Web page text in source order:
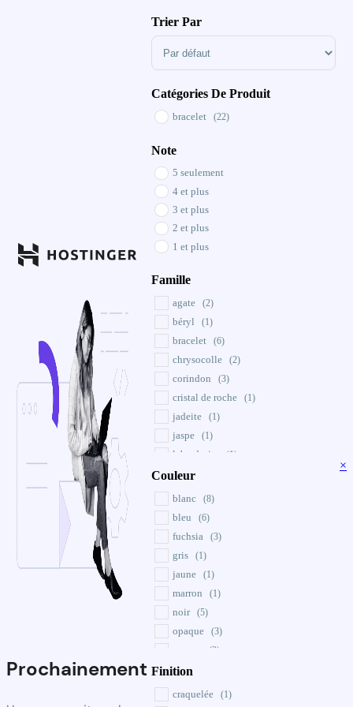
Prochainement
Trier Par
Sort Products
Catégories De Produit
bracelet (22)
Note
5 seulement
4 et plus
3 et plus
2 et plus
1 et plus
Famille
agate (2)
béryl (1)
bracelet (6)
chrysocolle (2)
corindon (3)
cristal de roche (1)
jadeite (1)
jaspe (1)
labradorite (1)
LAPIS
Pierre de lune
quartz (1)
ruby
unakite
Couleur
blanc (8)
bleu (6)
fuchsia (3)
gris (1)
jaune (1)
marron (1)
noir (5)
opaque (3)
(2)
rose
(5)
Finition
craquelée (1)
×